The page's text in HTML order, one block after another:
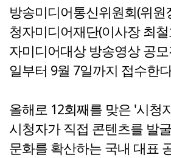
방송미디어통신위원회(위원
청자미디어재단(이사장 최
자미디어대상 방송영상 공
일부터 9월 7일까지 접수한
올해로 12회째를 맞은 '시청
시청자가 직접 콘텐츠를 발
문화를 확산하는 국내 대표